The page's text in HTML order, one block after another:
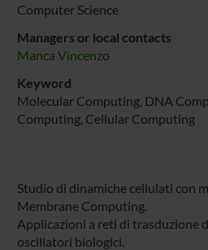
Computer Science
Managers or local contacts
Manca Vincenzo
Keyword
Molecular Computing, DNA
Computing, Cellular Computing
Studio di dinamiche cellulati con
Membrane Computing.
Applicazioni a reti di trasduzione
oscillatori biologici.